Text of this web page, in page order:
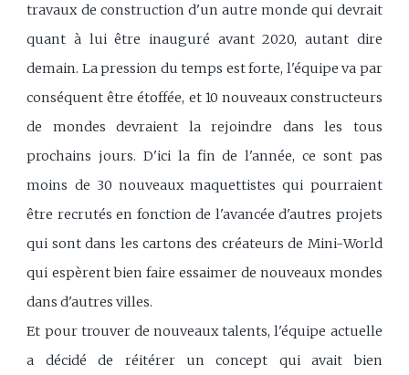
travaux de construction d'un autre monde qui devrait
quant à lui être inauguré avant 2020, autant dire
demain. La pression du temps est forte, l'équipe va par
conséquent être étoffée, et 10 nouveaux constructeurs
de mondes devraient la rejoindre dans les tous
prochains jours. D'ici la fin de l'année, ce sont pas
moins de 30 nouveaux maquettistes qui pourraient
être recrutés en fonction de l'avancée d'autres projets
qui sont dans les cartons des créateurs de Mini-World
qui espèrent bien faire essaimer de nouveaux mondes
dans d'autres villes.
Et pour trouver de nouveaux talents, l'équipe actuelle
a décidé de réitérer un concept qui avait bien